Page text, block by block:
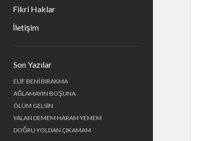
Fikri Haklar
İletişim
Menü
Son Yazılar
ELİF BENİ BIRAKMA
AĞLAMAYIN BOŞUNA
ÖLÜM GELSİN
YALAN DEMEM HARAM YEMEM
DOĞRU YOLDAN ÇIKAMAM